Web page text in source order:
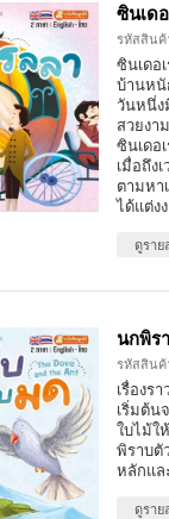
ซินเด
รหัสสินค้
ซินเดอ
บ้านหนั
วันหนึ่ง
สวยงา
ซินเดอ
เมื่อถึง
ตามหา
ได้แต่ง
ดูราย
นกพิร
รหัสสินค้
เรื่องร
เริ่มต้น
ใบไม้ใ
พิราบตั
หลักแล
ดูราย